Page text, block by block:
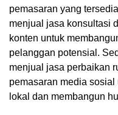
pemasaran yang
menjual jasa konsultasi
konten untuk
pelanggan potensial.
menjual jasa perbaikan
pemasaran media
lokal dan membangun